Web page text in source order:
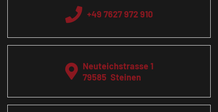
+49 7627 972 910
Neuteichstrasse 1
79585 Steinen